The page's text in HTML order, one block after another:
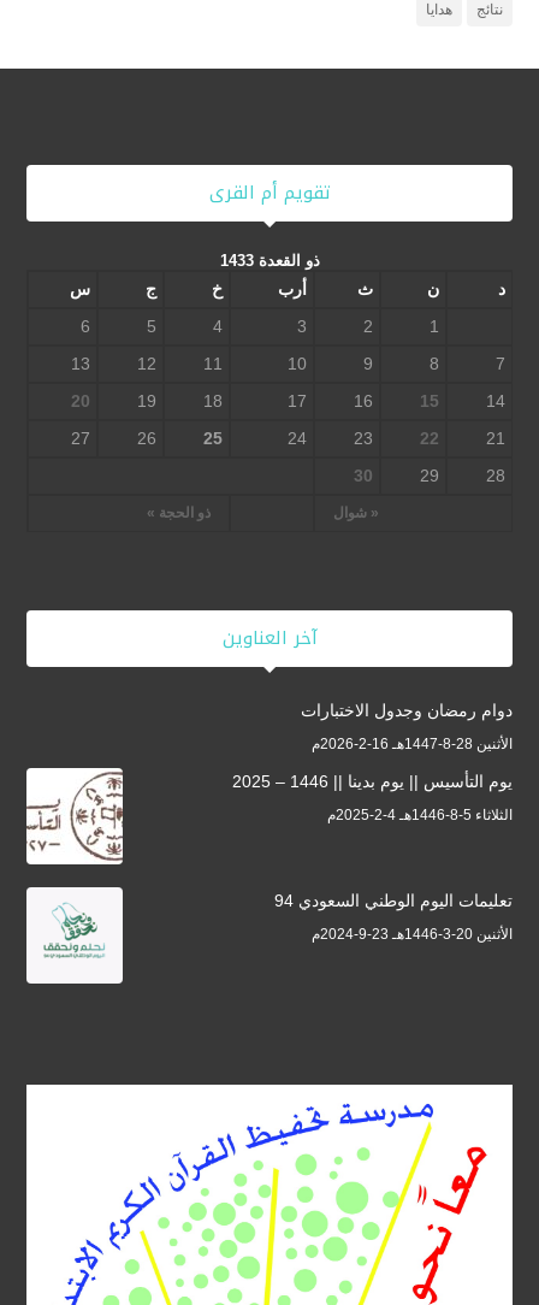
نتائج هدايا
تقويم أم القرى
ذو القعدة 1433
د ن ث أرب خ ج س
« شوال ذو الحجة »
1
2
3
4
5
6
7
8
9
10
11
12
13
14
15
16
17
18
19
20
21
22
23
24
25
26
27
28
29
30
آخر العناوين
دوام رمضان وجدول الاختبارات
الأثنين 28-8-1447هـ 16-2-2026م
يوم التأسيس || يوم بدينا || 1446 – 2025
الثلاثاء 5-8-1446هـ 4-2-2025م
تعليمات اليوم الوطني السعودي 94
الأثنين 20-3-1446هـ 23-9-2024م